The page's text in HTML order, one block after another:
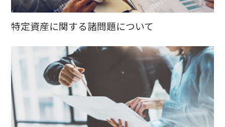
特定資産に関する諸問題について